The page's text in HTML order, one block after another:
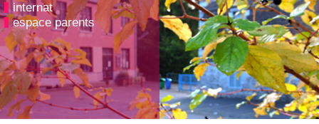
internat
espace parents